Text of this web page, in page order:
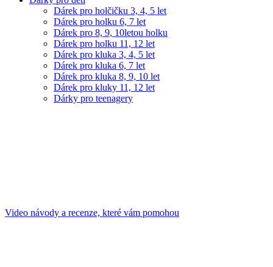
Dárek pro holčičku 3, 4, 5 let
Dárek pro holku 6, 7 let
Dárek pro 8, 9, 10letou holku
Dárek pro holku 11, 12 let
Dárek pro kluka 3, 4, 5 let
Dárek pro kluka 6, 7 let
Dárek pro kluka 8, 9, 10 let
Dárek pro kluky 11, 12 let
Dárky pro teenagery
Video návody a recenze, které vám pomohou